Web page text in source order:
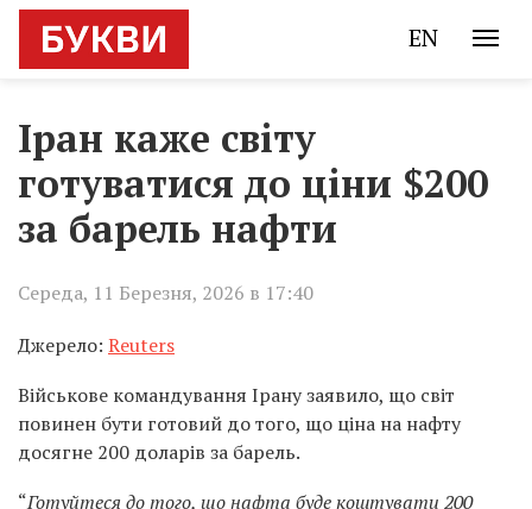
EN
Іран каже світу
готуватися до ціни $200
за барель нафти
Середа, 11 Березня, 2026 в 17:40
Джерело: Reuters
Військове командування Ірану заявило, що світ
повинен бути готовий до того, що ціна на нафту
досягне 200 доларів за барель.
“Готуйтеся до того, що нафта буде коштувати 200